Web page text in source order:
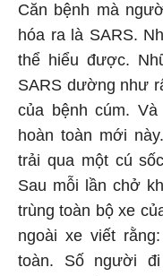
Căn bệnh mà
hóa ra là SARS.
thể hiểu được.
SARS dường như
của bệnh cúm.
hoàn toàn mới
trải qua một cú
Sau mỗi lần chở
trùng toàn bộ xe
ngoài xe viết
toàn. Số người